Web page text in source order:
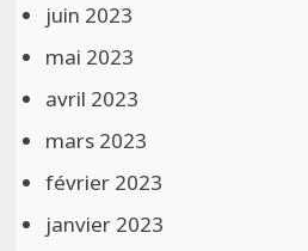
juin 2023
mai 2023
avril 2023
mars 2023
février 2023
janvier 2023